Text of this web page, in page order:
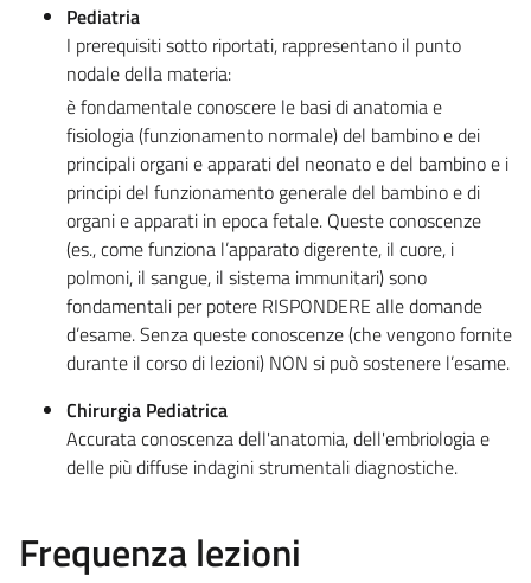
Pediatria
I prerequisiti sotto riportati, rappresentano il punto
nodale della materia:
è fondamentale conoscere le basi di anatomia e
fisiologia (funzionamento normale) del bambino e dei
principali organi e apparati del neonato e del bambino e i
principi del funzionamento generale del bambino e di
organi e apparati in epoca fetale. Queste conoscenze
(es., come funziona l’apparato digerente, il cuore, i
polmoni, il sangue, il sistema immunitari) sono
fondamentali per potere RISPONDERE alle domande
d’esame. Senza queste conoscenze (che vengono fornite
durante il corso di lezioni) NON si può sostenere l’esame.
Chirurgia Pediatrica
Accurata conoscenza dell'anatomia, dell'embriologia e
delle più diffuse indagini strumentali diagnostiche.
Frequenza lezioni